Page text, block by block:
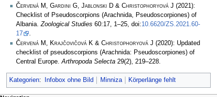
Červená M, Gardini G, Jablonski D & Christophoryová J (2021):
Checklist of Pseudoscorpions (Arachnida, Pseudoscorpiones) of
Albania.Zoological Studies 60:17, 1–25, doi:10.6620/ZS.2021.60-
17
.
Červená M, Krajčovičová K & Christophoryová J (2020): Updated
checklist of pseudoscorpions (Arachnida: Pseudoscorpiones) of
Central Europe.Arthropoda Selecta 29(2), 219–228.
Kategorien: Infobox ohne Bild Minniza Körperlänge fehlt